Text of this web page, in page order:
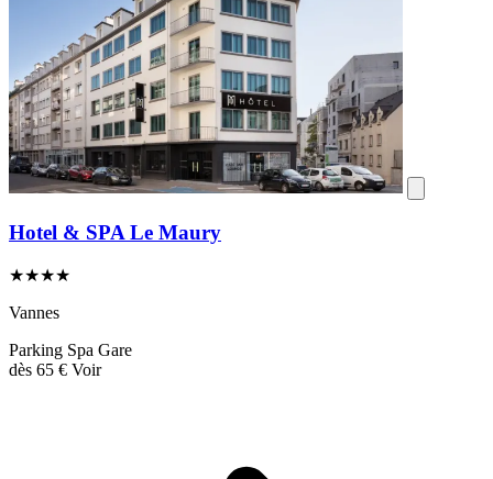
Hotel & SPA Le Maury
★★★★
Vannes
Parking Spa Gare
dès 65 € Voir